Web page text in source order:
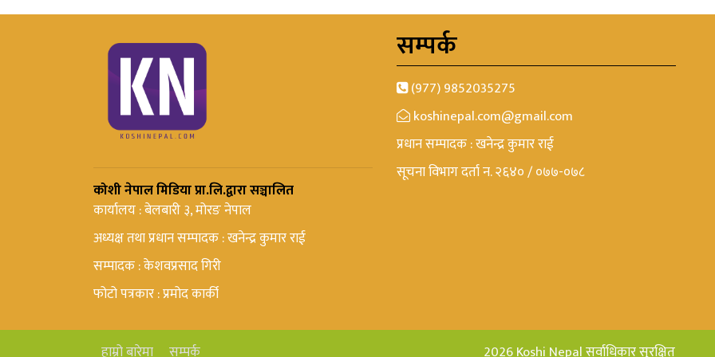
कोशी नेपाल मिडिया प्रा.लि.द्वारा सञ्चालित
कार्यालय : बेलबारी ३, मोरङ नेपाल
अध्यक्ष तथा प्रधान सम्पादक : खनेन्द्र कुमार राई
सम्पादक : केशवप्रसाद गिरी
फोटो पत्रकार : प्रमोद कार्की
सम्पर्क
(977) 9852035275
koshinepal.com@gmail.com
प्रधान सम्पादक : खनेन्द्र कुमार राई
सूचना विभाग दर्ता न. २६४० / ०७७-०७८
हाम्रो बारेमा सम्पर्क 2026 Koshi Nepal सर्वाधिकार सुरक्षित